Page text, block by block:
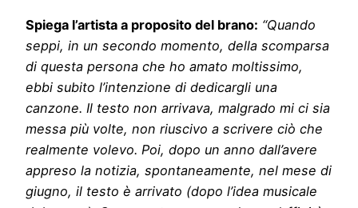
Spiega l’artista a proposito del brano: “Quando
seppi, in un secondo momento, della scomparsa
di questa persona che ho amato moltissimo,
ebbi subito l’intenzione di dedicargli una
canzone. Il testo non arrivava, malgrado mi ci sia
messa più volte, non riuscivo a scrivere ciò che
realmente volevo. Poi, dopo un anno dall’avere
appreso la notizia, spontaneamente, nel mese di
giugno, il testo è arrivato (dopo l’idea musicale